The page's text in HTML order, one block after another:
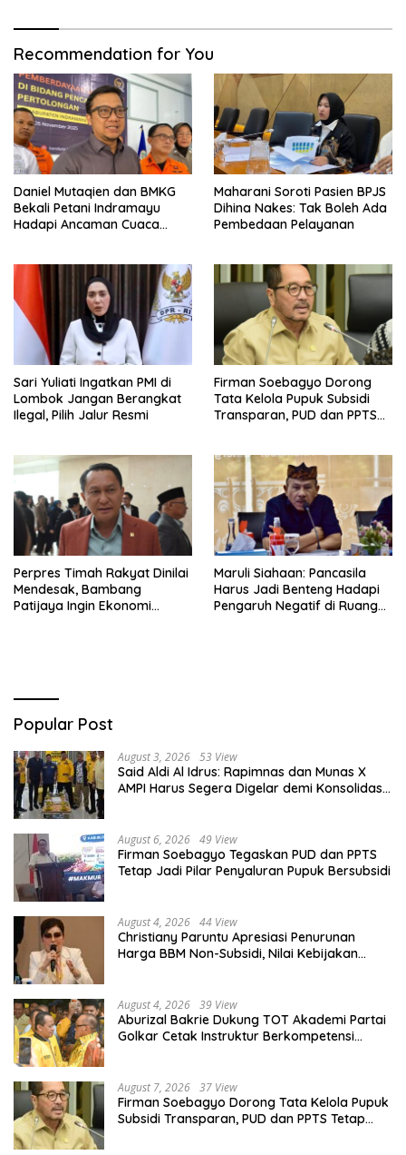
Recommendation for You
Daniel Mutaqien dan BMKG
Bekali Petani Indramayu
Hadapi Ancaman Cuaca
Maharani Soroti Pasien BPJS
Dihina Nakes: Tak Boleh Ada
Pembedaan Pelayanan
Sari Yuliati Ingatkan PMI di
Lombok Jangan Berangkat
Ilegal, Pilih Jalur Resmi
Firman Soebagyo Dorong
Tata Kelola Pupuk Subsidi
Transparan, PUD dan PPTS
Perpres Timah Rakyat Dinilai
Mendesak, Bambang
Patijaya Ingin Ekonomi
Maruli Siahaan: Pancasila
Harus Jadi Benteng Hadapi
Pengaruh Negatif di Ruang
Popular Post
August 3, 2026 53 View
Said Aldi Al Idrus: Rapimnas dan Munas X
AMPI Harus Segera Digelar demi Konsolidasi
August 6, 2026 49 View
Firman Soebagyo Tegaskan PUD dan PPTS
Tetap Jadi Pilar Penyaluran Pupuk Bersubsidi
August 4, 2026 44 View
Christiany Paruntu Apresiasi Penurunan
Harga BBM Non-Subsidi, Nilai Kebijakan
August 4, 2026 39 View
Aburizal Bakrie Dukung TOT Akademi Partai
Golkar Cetak Instruktur Berkompetensi
August 7, 2026 37 View
Firman Soebagyo Dorong Tata Kelola Pupuk
Subsidi Transparan, PUD dan PPTS Tetap